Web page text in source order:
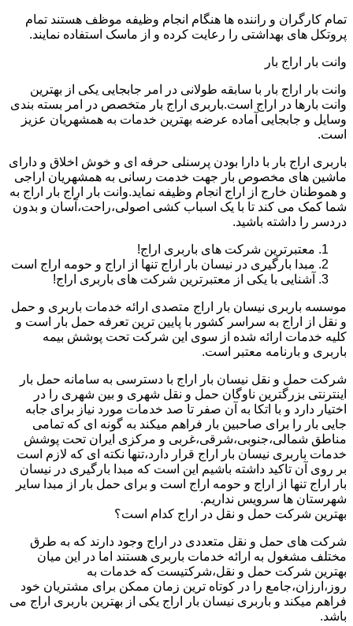
تمام کارگران و راننده ها هنگام انجام وظیفه موظف هستند تمام
پروتکل های بهداشتی را رعایت کرده و از ماسک استفاده نمایند.
وانت بار اراج بار
وانت بار اراج بار با سابقه طولانی در امر جابجایی یکی از بهترین
وانت بارها در اراج است.باربری اراج بار متخصص در امر بسته بندی
وسایل و جابجایی آماده عرضه بهترین خدمات به همشهریان عزیز
است.
باربری اراج بار با دارا بودن پرسنلی حرفه ای و خوش اخلاق و دارای
ماشین های مخصوص بار جهت خدمت رسانی به همشهریان اراجی
و هموطنان خارج از اراج انجام وظیفه نماید.وانت بار اراج بار اراج به
شما کمک می کند تا با یک اسباب کشی اصولی،راحت،آسان و بدون
دردسر را داشته باشید.
معتبرترین شرکت های باربری اراج!
مبدا بارگیری در نیسان بار اراج تنها از اراج و حومه اراج است
آشنایی با یکی از معتبرترین شرکت های باربری اراج!
موسسه باربری نیسان بار اراج متصدی ارائه خدمات باربری و حمل
و نقل از اراج به سراسر کشور با پایین ترین تعرفه حمل بار است و
کلیه خدمات ارائه شده از سوی این شرکت تحت پوشش بیمه
باربری و بارنامه معتبر است.
شرکت حمل و نقل نیسان بار اراج با دسترسی به سامانه حمل بار
اینترنتی بزرگترین ناوگان حمل و نقل شهری و بین شهری را در
اختیار دارد و با اتکا به آن صفر تا صد خدمات مورد نیاز برای جابه
جایی بار را برای صاحبین بار فراهم میکند به گونه ای که تمامی
مناطق شمالی،جنوبی،شرقی،غربی و مرکزی ایران تحت پوشش
خدمات باربری نیسان بار اراج قرار دارد،تنها نکته ای که لازم است
بر روی آن تاکید داشته باشیم این است که مبدا بارگیری در نیسان
بار اراج تنها از اراج و حومه اراج است و برای حمل بار از مبدا سایر
شهرستان ها سرویس نداریم.
بهترین شرکت حمل و نقل در اراج کدام است؟
شرکت های حمل و نقل متعددی در اراج وجود دارند که به طرق
مختلف مشغول به ارائه خدمات باربری هستند اما در این میان
بهترین شرکت حمل و نقل،شرکتیست که خدمات به
روز،ارزان،جامع را در کوتاه ترین زمان ممکن برای مشتریان خود
فراهم میکند و باربری نیسان بار اراج یکی از بهترین باربری اراج می
باشد.